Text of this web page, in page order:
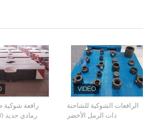
رافعة
الرافعات الشوكية للشاحنة
ذات الرمل الأخضر